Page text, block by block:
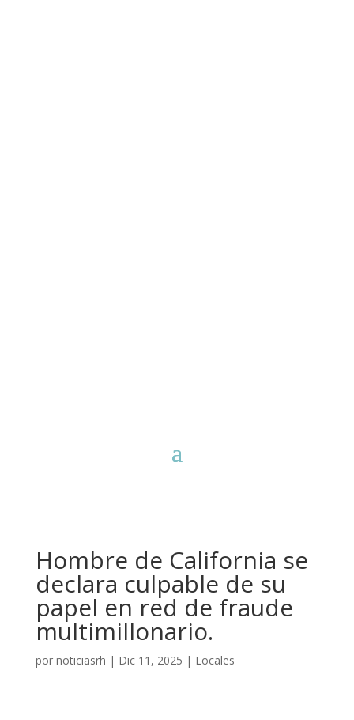
Hombre de California se
declara culpable de su
papel en red de fraude
multimillonario.
por noticiasrh | Dic 11, 2025 | Locales